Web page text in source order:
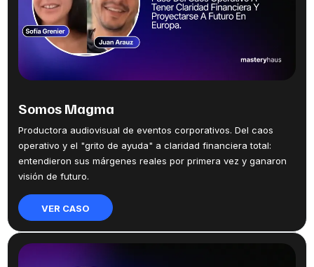
Somos Magma
Productora audiovisual de eventos corporativos. Del caos
operativo y el "grito de ayuda" a claridad financiera total:
entendieron sus márgenes reales por primera vez y ganaron
visión de futuro.
VER CASO